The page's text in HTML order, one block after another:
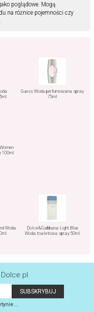
poglądowe. Mogą
na różnice pojemności czy
Guess Woda perfumowana spray
75ml
Woda
Dolce&Gabbana Light Blue
Woda toaletowa spray 50ml